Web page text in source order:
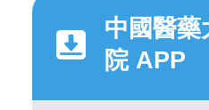
中國醫藥
院 APP